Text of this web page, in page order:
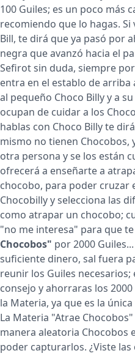
100 Guiles; es un poco más
recomiendo que lo hagas.
Bill, te dirá que ya pasó por
negra que avanzó hacia el
Sefirot sin duda, siempre
entra en el establo de arriba
al pequeño Choco Billy y a
ocupan de cuidar a los
hablas con Choco Billy te
mismo no tienen Chocobos,
otra persona y se los están
ofrecerá a enseñarte a
chocobo, para poder cruzar
Chocobilly y selecciona las
como atrapar un chocobo;
"no me interesa" para que
Chocobos" por 2000
suficiente dinero, sal fuera
reunir los Guiles
consejo y ahorraras los
la Materia, ya que es la
La Materia "Atrae
manera aleatoria Chocobos
poder capturarlos. ¿Viste